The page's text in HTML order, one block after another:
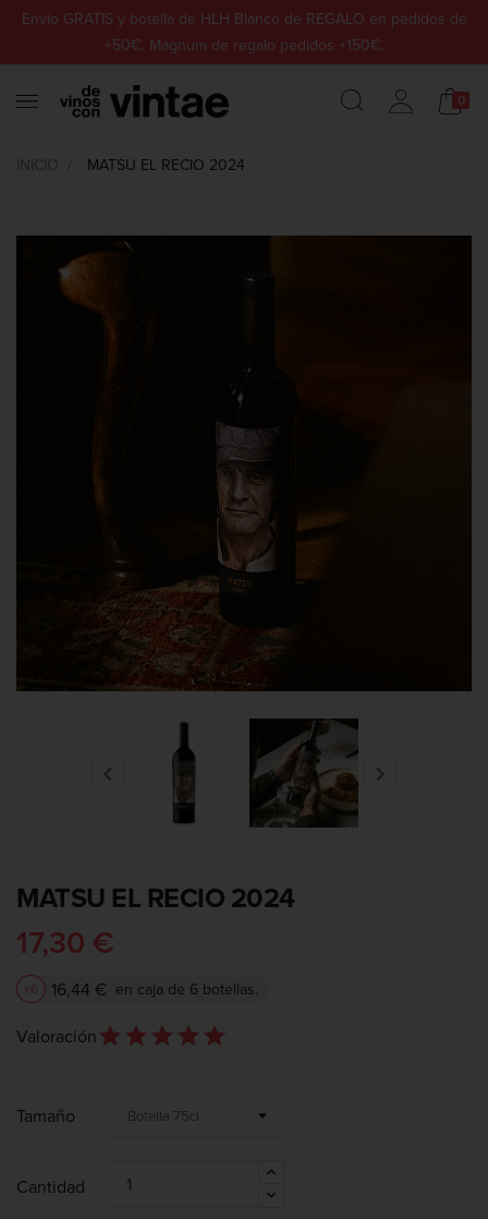
Envío GRATIS y botella de HLH Blanco de REGALO en pedidos de
+50€. Mágnum de regalo pedidos +150€.
0
MATSU EL RECIO 2024
 
MATSU EL RECIO 2024
17,30 €
x6 16,44 € en caja de 6 botellas.
Valoraciónstar_outline star_outline star_outline star_outline star_outline
star star star star star
Tamaño
Cantidad